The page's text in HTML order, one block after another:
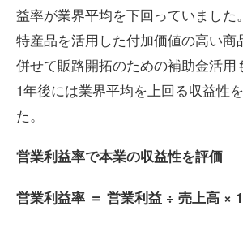
益率が業界平均を下回っていました
特産品を活用した付加価値の高い商
併せて販路開拓のための補助金活用
1年後には業界平均を上回る収益性
た。
営業利益率で本業の収益性を評価
営業利益率 ＝ 営業利益 ÷ 売上高 ×